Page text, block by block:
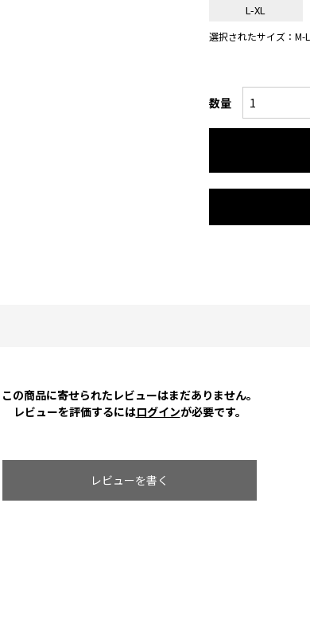
L-XL
選択されたサイズ：M-L
数量
この商品に寄せられたレビューはまだありません。
レビューを評価するにはログインが必要です。
レビューを書く